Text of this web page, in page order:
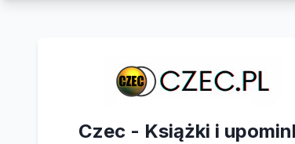
Czec - Książki i